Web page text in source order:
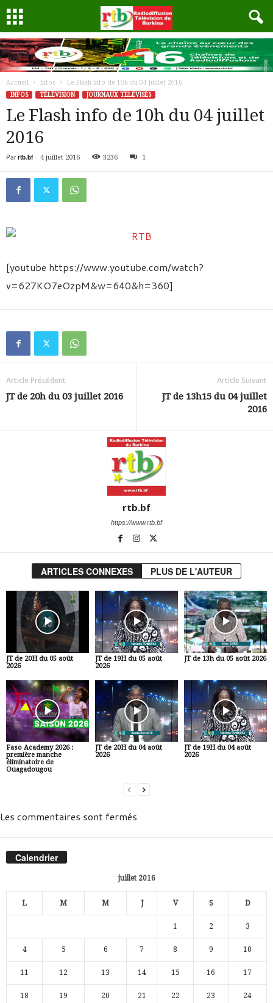
Accueil Infos
Le Flash info de 10h du 04 juillet 2016
INFOS
TÉLÉVISION JOURNAUX TÉLÉVISÉS
Le Flash info de 10h du 04 juillet
2016
Par rtb.bf- 4 juillet 2016 3236 1
[youtube https://www.youtube.com/watch?
v=627KO7eOzpM&w=640&h=360]
Article Précédent
JT de 20h du 03 juillet 2016
Article Suivant
JT de 13h15 du 04 juillet
2016
rtb.bf
https://www.rtb.bf
ARTICLES CONNEXES PLUS DE L'AUTEUR
JT de 20H du 05 août
2026
JT de 19H du 05 août
2026
JT de 13h du 05 août 2026
Faso Academy 2026 :
première manche
éliminatoire de
Ouagadougou
JT de 20H du 04 août
2026
JT de 19H du 04 août
2026
Les commentaires sont fermés
Calendrier
juillet 2016
L M M J V S D
1 2 3
4 5 6 7 8 9 10
11 12 13 14 15 16 17
18 19 20 21 22 23 24